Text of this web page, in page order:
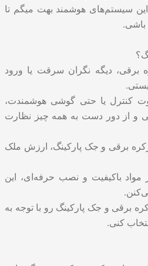
سیستم‌های هوشمند بهت میگم تا
باشی.
برقی، دیگه نگران سرقت یا ورود
کنترل یا حتی گوشی هوشمندت،
و از دور دست به همه چیز نظارت
برقی و جک پارکینگ، ارزش ملک
مواد باکیفیت و نصب حرفه‌ای، این
برقی و جک پارکینگ رو با توجه به
کنی.